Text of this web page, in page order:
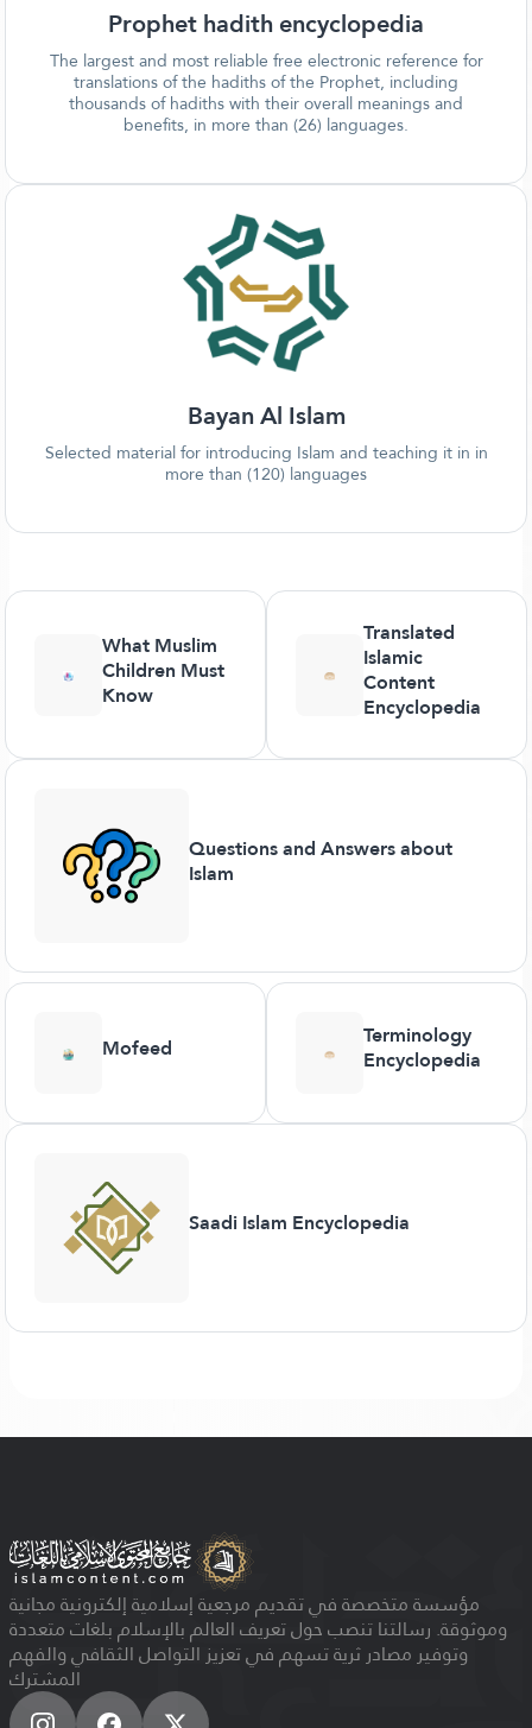
Prophet hadith encyclopedia
The largest and most reliable free electronic reference for
translations of the hadiths of the Prophet, including
thousands of hadiths with their overall meanings and
benefits, in more than (26) languages.
Bayan Al Islam
Selected material for introducing Islam and teaching it in in
more than (120) languages
What Muslim
Children Must
Know
Translated
Islamic
Content
Encyclopedia
Questions and Answers about
Islam
Mofeed Terminology
Encyclopedia
Saadi Islam Encyclopedia
مؤسسة متخصصة في تقديم مرجعية إسلامية إلكترونية مجانية
وموثوقة. رسالتنا تنصب حول تعريف العالم بالإسلام بلغات متعددة
وتوفير مصادر ثرية تسهم في تعزيز التواصل الثقافي والفهم
المشترك